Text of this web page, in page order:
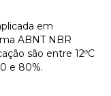
em
ABNT NBR
são entre 12ºC
e 80%.